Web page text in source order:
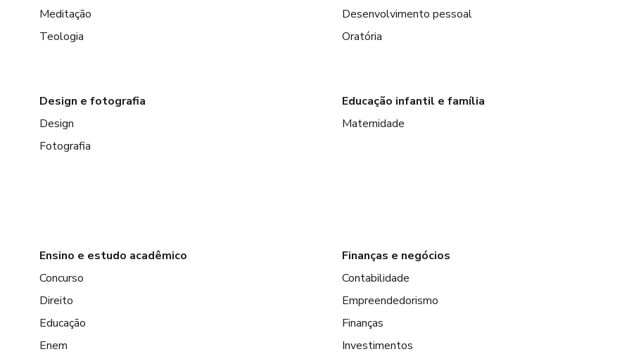
Meditação
Teologia
Desenvolvimento pessoal
Oratória
Design e fotografia
Design
Fotografia
Educação infantil e família
Maternidade
Ensino e estudo acadêmico
Concurso
Direito
Educação
Enem
Finanças e negócios
Contabilidade
Empreendedorismo
Finanças
Investimentos